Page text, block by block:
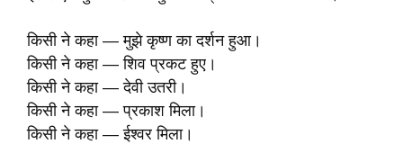
किसी ने कहा — मुझे कृष्ण का दर्शन हुआ।
किसी ने कहा — शिव प्रकट हुए।
किसी ने कहा — देवी उतरी।
किसी ने कहा — प्रकाश मिला।
किसी ने कहा — ईश्वर मिला।